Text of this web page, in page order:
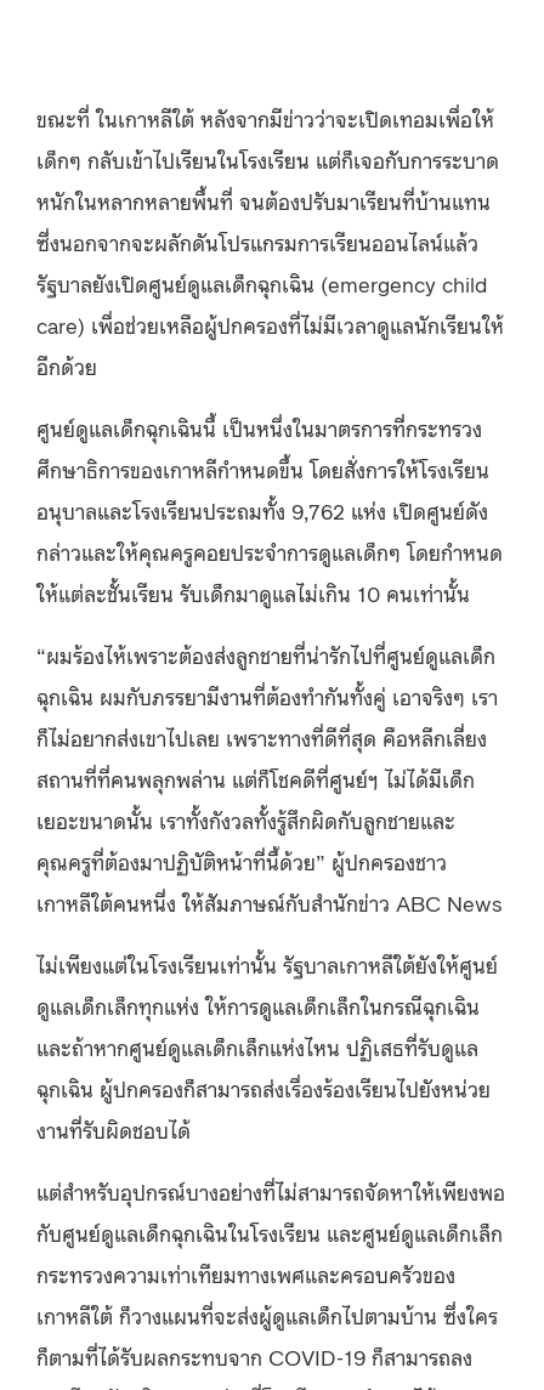
ขณะที่ ในเกาหลีใต้ หลังจากมีข่าวว่าจะเปิดเทอมเพื่อให้
เด็กๆ กลับเข้าไปเรียนในโรงเรียน แต่ก็เจอกับการระบาด
หนักในหลากหลายพื้นที่ จนต้องปรับมาเรียนที่บ้านแทน
ซึ่งนอกจากจะผลักดันโปรแกรมการเรียนออนไลน์แล้ว
รัฐบาลยังเปิดศูนย์ดูแลเด็กฉุกเฉิน (emergency child
care) เพื่อช่วยเหลือผู้ปกครองที่ไม่มีเวลาดูแลนักเรียนให้
อีกด้วย
ศูนย์ดูแลเด็กฉุกเฉินนี้ เป็นหนึ่งในมาตรการที่กระทรวง
ศึกษาธิการของเกาหลีกำหนดขึ้น โดยสั่งการให้โรงเรียน
อนุบาลและโรงเรียนประถมทั้ง 9,762 แห่ง เปิดศูนย์ดัง
กล่าวและให้คุณครูคอยประจำการดูแลเด็กๆ โดยกำหนด
ให้แต่ละชั้นเรียน รับเด็กมาดูแลไม่เกิน 10 คนเท่านั้น
“ผมร้องไห้เพราะต้องส่งลูกชายที่น่ารักไปที่ศูนย์ดูแลเด็ก
ฉุกเฉิน ผมกับภรรยามีงานที่ต้องทำกันทั้งคู่ เอาจริงๆ เรา
ก็ไม่อยากส่งเขาไปเลย เพราะทางที่ดีที่สุด คือหลีกเลี่ยง
สถานที่ที่คนพลุกพล่าน แต่ก็โชคดีที่ศูนย์ฯ ไม่ได้มีเด็ก
เยอะขนาดนั้น เราทั้งกังวลทั้งรู้สึกผิดกับลูกชายและ
คุณครูที่ต้องมาปฏิบัติหน้าที่นี้ด้วย” ผู้ปกครองชาว
เกาหลีใต้คนหนึ่ง ให้สัมภาษณ์กับสำนักข่าว ABC News
ไม่เพียงแต่ในโรงเรียนเท่านั้น รัฐบาลเกาหลีใต้ยังให้ศูนย์
ดูแลเด็กเล็กทุกแห่ง ให้การดูแลเด็กเล็กในกรณีฉุกเฉิน
และถ้าหากศูนย์ดูแลเด็กเล็กแห่งไหน ปฏิเสธที่รับดูแล
ฉุกเฉิน ผู้ปกครองก็สามารถส่งเรื่องร้องเรียนไปยังหน่วย
งานที่รับผิดชอบได้
แต่สำหรับอุปกรณ์บางอย่างที่ไม่สามารถจัดหาให้เพียงพอ
กับศูนย์ดูแลเด็กฉุกเฉินในโรงเรียน และศูนย์ดูแลเด็กเล็ก
กระทรวงความเท่าเทียมทางเพศและครอบครัวของ
เกาหลีใต้ ก็วางแผนที่จะส่งผู้ดูแลเด็กไปตามบ้าน ซึ่งใคร
ก็ตามที่ได้รับผลกระทบจาก COVID-19 ก็สามารถลง